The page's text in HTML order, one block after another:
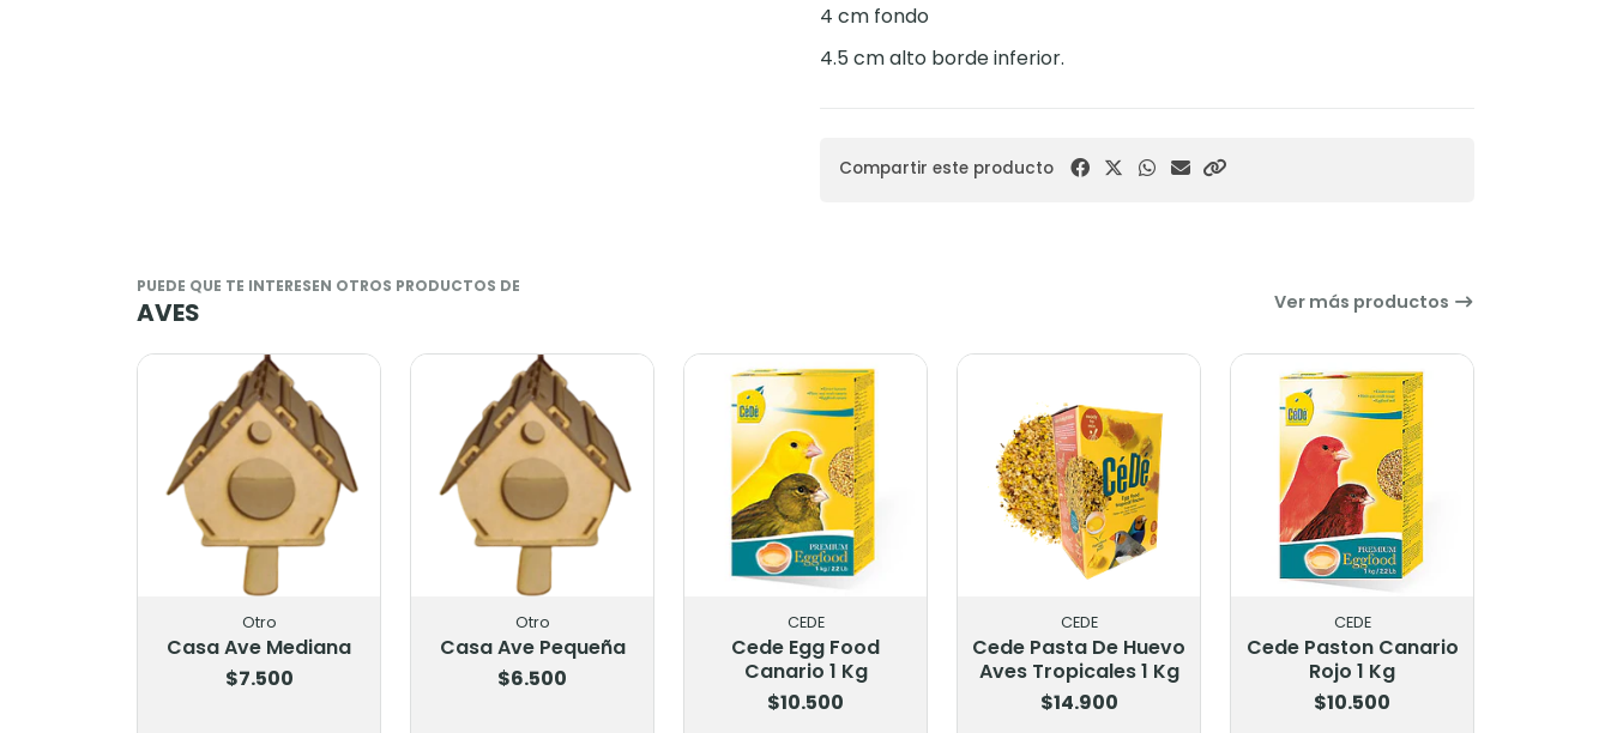
4 cm fondo
4.5 cm alto borde inferior.
Compartir este producto
PUEDE QUE TE INTERESEN OTROS PRODUCTOS DE
AVES Ver más productos
Casa Ave Mediana
Casa Ave Pequeña
Cede Egg Food
Cede Pasta De Huevo
Aves Tropicales 1 Kg
Cede Paston Canario
Rojo 1 Kg
Colgante De Madera
Para Pajaros Con